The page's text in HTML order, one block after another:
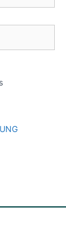
eine E-
Deiner
Deine Daten